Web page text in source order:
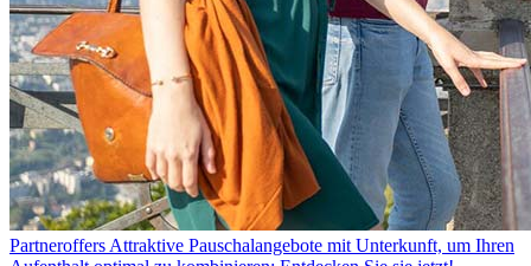
Partneroffers Attraktive Pauschalangebote mit Unterkunft, um Ihren